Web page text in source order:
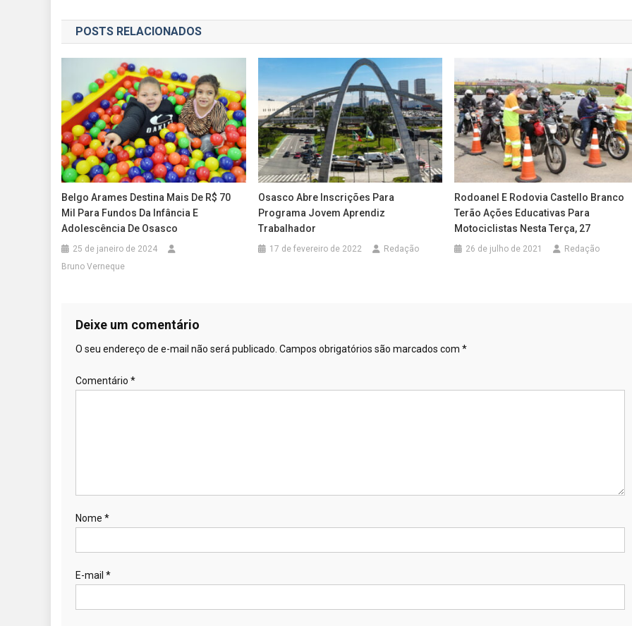
de
Post
POSTS RELACIONADOS
Belgo Arames Destina Mais De R$ 70
Mil Para Fundos Da Infância E
Adolescência De Osasco
25 de janeiro de 2024
Bruno Verneque
Osasco Abre Inscrições Para
Programa Jovem Aprendiz
Trabalhador
17 de fevereiro de 2022 Redação
Rodoanel E Rodovia Castello Branco
Terão Ações Educativas Para
Motociclistas Nesta Terça, 27
26 de julho de 2021 Redação
Deixe um comentário
O seu endereço de e-mail não será publicado. Campos obrigatórios são marcados com *
Comentário *
Nome *
E-mail *